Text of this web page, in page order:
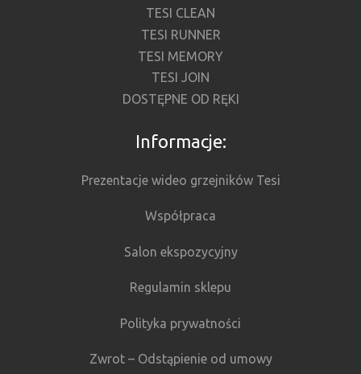
TESI CLEAN
TESI RUNNER
TESI MEMORY
TESI JOIN
DOSTĘPNE OD RĘKI
Informacje:
Prezentacje wideo grzejników Tesi
Współpraca
Salon ekspozycyjny
Regulamin sklepu
Polityka prywatności
Zwrot – Odstąpienie od umowy